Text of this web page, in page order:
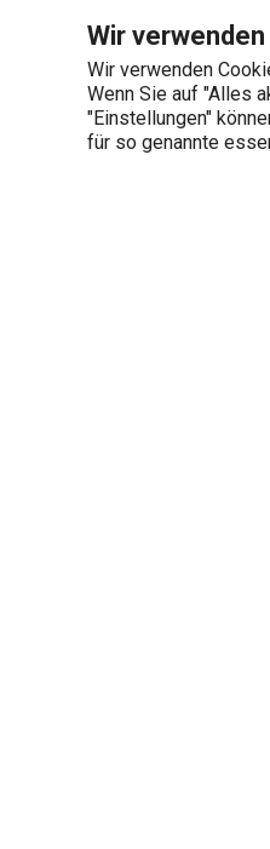
Wir
Wir verwenden
Wenn Sie auf "Alles
"Einstellungen"
für so genannte